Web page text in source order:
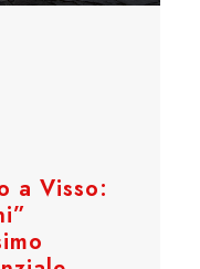
a Visso: